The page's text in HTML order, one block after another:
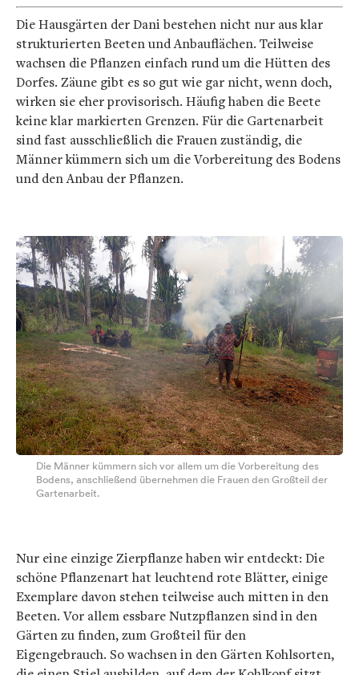
Die Hausgärten der Dani bestehen nicht nur aus klar
strukturierten Beeten und Anbauflächen. Teilweise
wachsen die Pflanzen einfach rund um die Hütten des
Dorfes. Zäune gibt es so gut wie gar nicht, wenn doch,
wirken sie eher provisorisch. Häufig haben die Beete
keine klar markierten Grenzen. Für die Gartenarbeit
sind fast ausschließlich die Frauen zuständig, die
Männer kümmern sich um die Vorbereitung des Bodens
und den Anbau der Pflanzen.
Die Männer kümmern sich vor allem um die Vorbereitung des
Bodens, anschließend übernehmen die Frauen den Großteil der
Gartenarbeit.
Nur eine einzige Zierpflanze haben wir entdeckt: Die
schöne Pflanzenart hat leuchtend rote Blätter, einige
Exemplare davon stehen teilweise auch mitten in den
Beeten. Vor allem essbare Nutzpflanzen sind in den
Gärten zu finden, zum Großteil für den
Eigengebrauch. So wachsen in den Gärten Kohlsorten,